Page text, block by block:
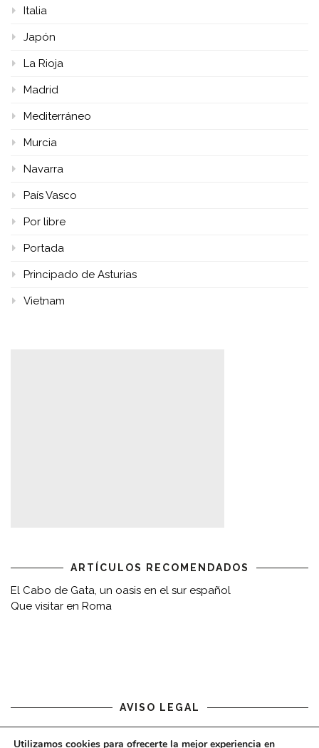
Italia
Japón
La Rioja
Madrid
Mediterráneo
Murcia
Navarra
País Vasco
Por libre
Portada
Principado de Asturias
Vietnam
ARTÍCULOS RECOMENDADOS
El Cabo de Gata, un oasis en el sur español
Que visitar en Roma
AVISO LEGAL
Aviso legal
Utilizamos cookies para ofrecerte la mejor experiencia en